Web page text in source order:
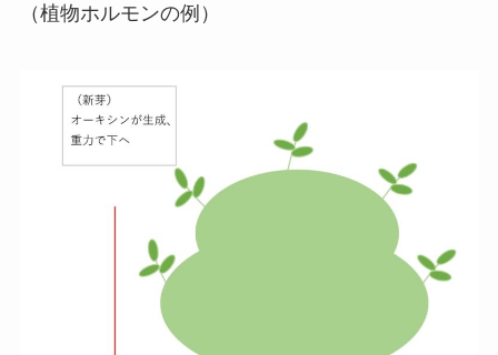
（植物ホルモンの例）